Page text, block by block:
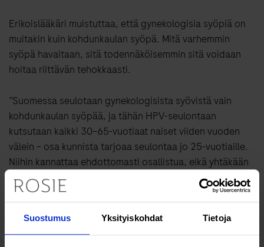
Suostumus Yksityiskohdat Tietoja
Erikoislääkäri muistuttaa, että gynekologisia syöpiä on
muitakin kuin kohdunkaulan syöpä. Mitä varhemmin
syöpä havaitaan, sitä todennäköisemmin sitä voidaan
hoitaa riittävän tehokkaasti.
”Suomessa seulotaan gynekologisista syövistä vain
kohdunkaulan syöpää, ja tähän HPV-seulontaan
kutsutaan kaikki 30–65-vuotiaat naiset viiden vuoden
välein – osa kunnista tarjoaa seulontaa jo 25-vuotiaille.
Niihin kannattaa ehdottomasti osallistua, eikä yhtäkään
seulontakertaa pidä jättää välistä. Mutta on myös hyvä
muistaa, että muita gynekologisia syöpiä HPV-seulonta